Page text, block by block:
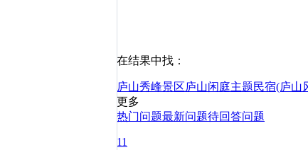
在结果中找：
庐山秀峰景区庐山闲庭主题民宿(庐山
更多
热门问题最新问题待回答问题
11